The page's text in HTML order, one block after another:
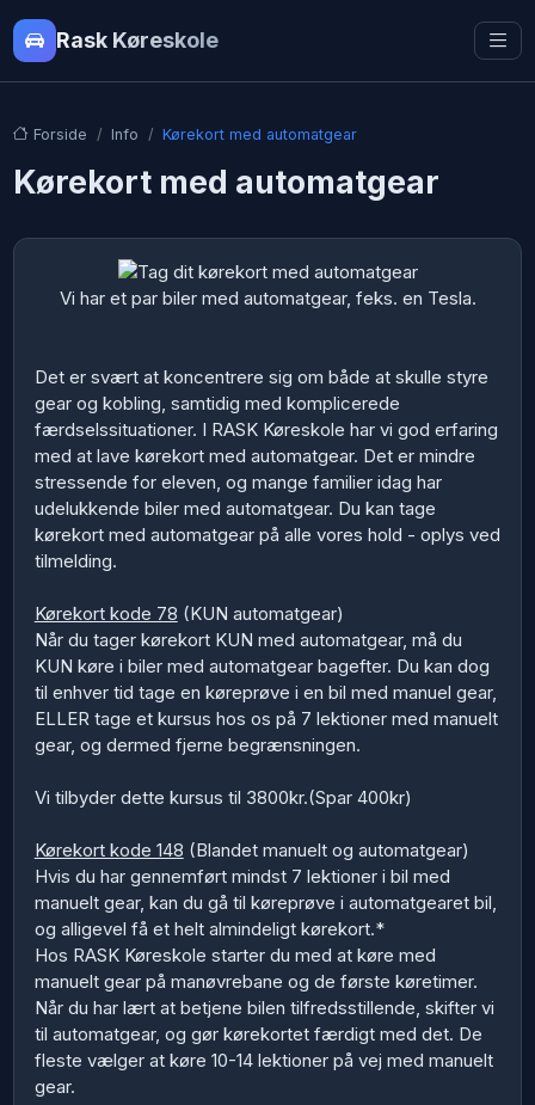
Rask Køreskole
Forside Info Kørekort med automatgear
Kørekort med automatgear
Vi har et par biler med automatgear, feks. en Tesla.
Det er svært at koncentrere sig om både at skulle styre
gear og kobling, samtidig med komplicerede
færdselssituationer. I RASK Køreskole har vi god erfaring
med at lave kørekort med automatgear. Det er mindre
stressende for eleven, og mange familier idag har
udelukkende biler med automatgear. Du kan tage
kørekort med automatgear på alle vores hold - oplys ved
tilmelding.
Kørekort kode 78 (KUN automatgear)
Når du tager kørekort KUN med automatgear, må du
KUN køre i biler med automatgear bagefter. Du kan dog
til enhver tid tage en køreprøve i en bil med manuel gear,
ELLER tage et kursus hos os på 7 lektioner med manuelt
gear, og dermed fjerne begrænsningen.
Vi tilbyder dette kursus til 3800kr.(Spar 400kr)
Kørekort kode 148 (Blandet manuelt og automatgear)
Hvis du har gennemført mindst 7 lektioner i bil med
manuelt gear, kan du gå til køreprøve i automatgearet bil,
og alligevel få et helt almindeligt kørekort.*
Hos RASK Køreskole starter du med at køre med
manuelt gear på manøvrebane og de første køretimer.
Når du har lært at betjene bilen tilfredsstillende, skifter vi
til automatgear, og gør kørekortet færdigt med det. De
fleste vælger at køre 10-14 lektioner på vej med manuelt
gear.